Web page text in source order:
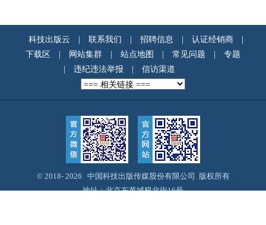
科技出版云 联系我们 招聘信息 认证经销商
下载区
网站集群 站点地图 常见问题
专题
违纪违法举报 信访渠道
© 2018- 2026 中国科技出版传媒股份有限公司 版权所有
地址：北京东黄城根北街16号